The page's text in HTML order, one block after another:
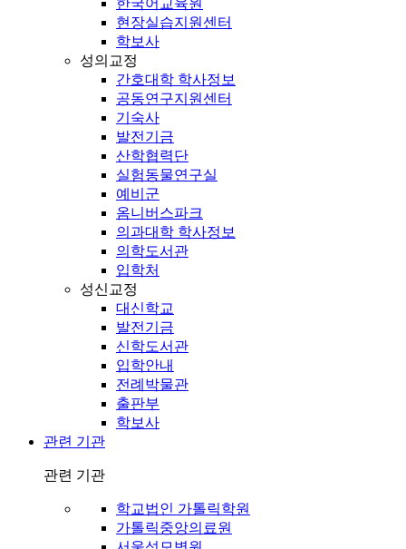
현장실습지원센터
학보사
성의교정
간호대학 학사정보
공동연구지원센터
기숙사
발전기금
산학협력단
실험동물연구실
예비군
옴니버스파크
의과대학 학사정보
의학도서관
입학처
성신교정
대신학교
발전기금
신학도서관
입학안내
전례박물관
출판부
학보사
관련 기관
관련 기관
학교법인 가톨릭학원
가톨릭중앙의료원